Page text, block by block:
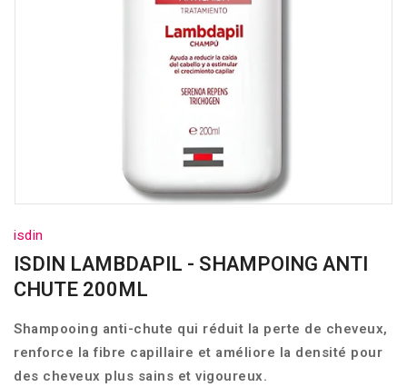
isdin
ISDIN LAMBDAPIL - SHAMPOING ANTI
CHUTE 200ML
Shampooing anti-chute qui réduit la perte de cheveux,
renforce la fibre capillaire et améliore la densité pour
des cheveux plus sains et vigoureux.